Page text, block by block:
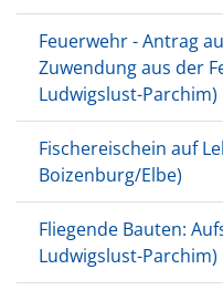
Feuerwehr - Antrag
Zuwendung aus der
Ludwigslust-Parchim)
Fischereischein auf
Boizenburg/Elbe)
Fliegende Bauten:
Ludwigslust-Parchim)